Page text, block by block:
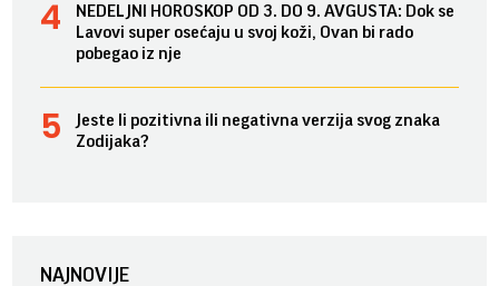
NEDELJNI HOROSKOP OD 3. DO 9. AVGUSTA: Dok se
Lavovi super osećaju u svoj koži, Ovan bi rado
pobegao iz nje
Jeste li pozitivna ili negativna verzija svog znaka
Zodijaka?
NAJNOVIJE